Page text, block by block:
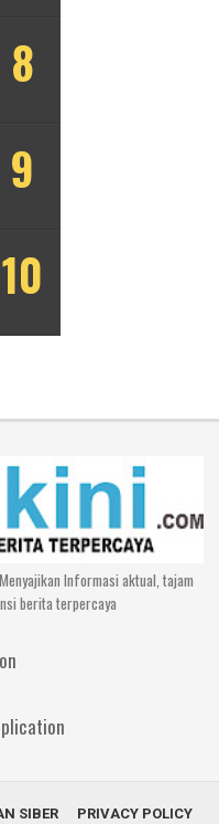
Menyajikan Informasi aktual, tajam
berita terpercaya
SIBER PRIVACY POLICY